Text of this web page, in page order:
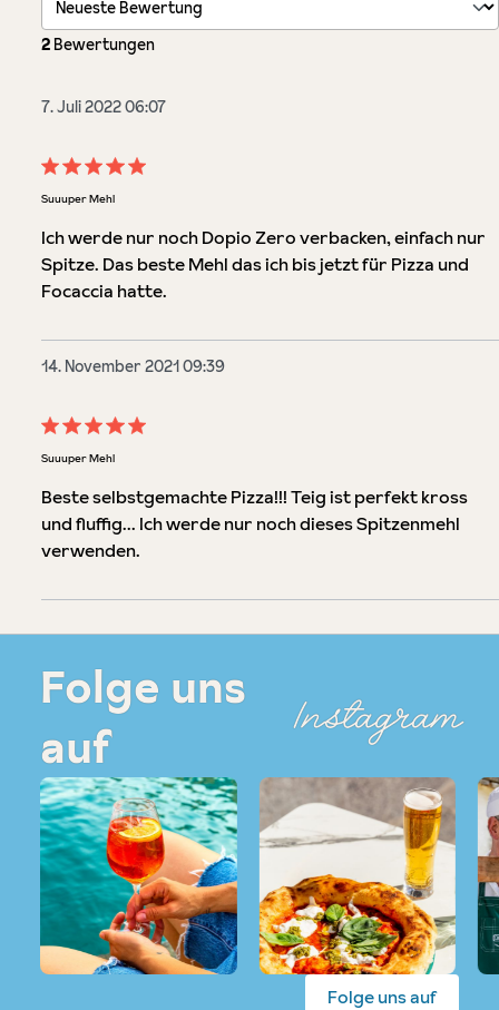
2Bewertungen
7. Juli 2022 06:07
Bewertung mit 5 von 5 Sternen
Suuuper Mehl
Ich werde nur noch Dopio Zero verbacken, einfach nur
Spitze. Das beste Mehl das ich bis jetzt für Pizza und
Focaccia hatte.
14. November 2021 09:39
Bewertung mit 5 von 5 Sternen
Suuuper Mehl
Beste selbstgemachte Pizza!!! Teig ist perfekt kross
und fluffig... Ich werde nur noch dieses Spitzenmehl
verwenden.
Folge uns
auf
Instagram
Folge uns auf